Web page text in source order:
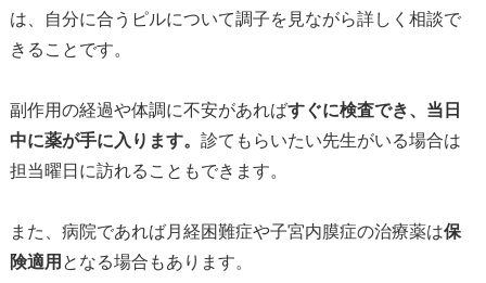
は、自分に合うピルについて調子を見ながら詳しく相談で
きることです。
副作用の経過や体調に不安があればすぐに検査でき、当日
中に薬が手に入ります。 診てもらいたい先生がいる場合は
担当曜日に訪れることもできます。
また、病院であれば月経困難症や子宮内膜症の治療薬は保
険適用 となる場合もあります。